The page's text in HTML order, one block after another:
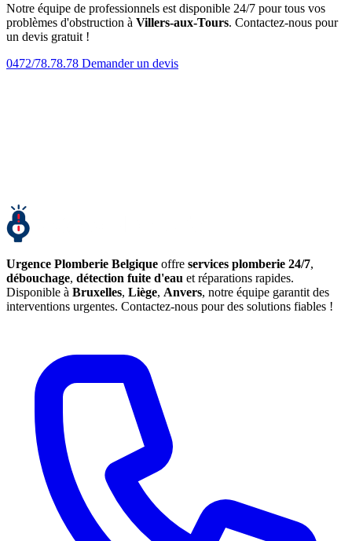
Notre équipe de professionnels est disponible 24/7 pour tous vos
problèmes d'obstruction à Villers-aux-Tours. Contactez-nous pour
un devis gratuit !
0472/78.78.78 Demander un devis
Urgence Plomberie Belgique offre services plomberie 24/7,
débouchage, détection fuite d'eau et réparations rapides.
Disponible à Bruxelles, Liège, Anvers, notre équipe garantit des
interventions urgentes. Contactez-nous pour des solutions fiables !